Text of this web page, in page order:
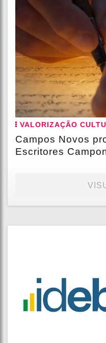
VALORIZAÇÃO
Campos Novos
Escritores